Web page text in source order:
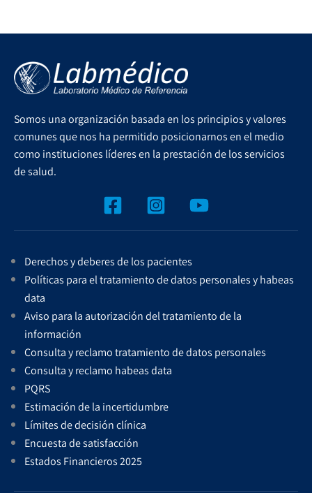
Somos una organización basada en los principios y valores
comunes que nos ha permitido posicionarnos en el medio
como instituciones líderes en la prestación de los servicios
de salud.
Derechos y deberes de los pacientes
Políticas para el tratamiento de datos personales y habeas
data
Aviso para la autorización del tratamiento de la
información
Consulta y reclamo tratamiento de datos personales
Consulta y reclamo habeas data
PQRS
Estimación de la incertidumbre
Límites de decisión clínica
Encuesta de satisfacción
Estados Financieros 2025